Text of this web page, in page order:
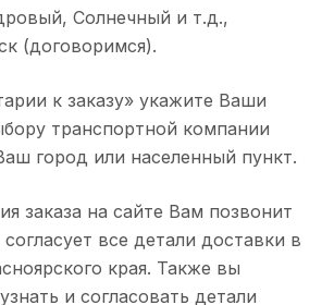
Солнечный и т.д.,
(договоримся).
к заказу» укажите Ваши
транспортной компании
город или населенный пункт.
заказа на сайте Вам позвонит
все детали доставки в
края. Также вы
и согласовать детали